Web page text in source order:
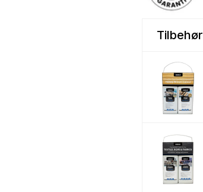
Tilbehør